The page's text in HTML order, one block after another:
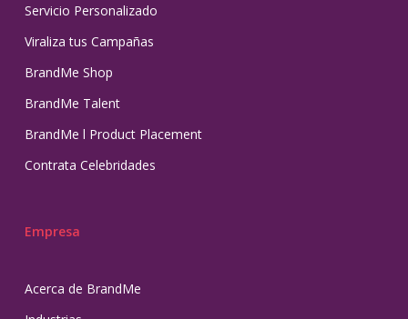
Servicio Personalizado
Viraliza tus Campañas
BrandMe Shop
BrandMe Talent
BrandMe l Product Placement
Contrata Celebridades
Empresa
Acerca de BrandMe